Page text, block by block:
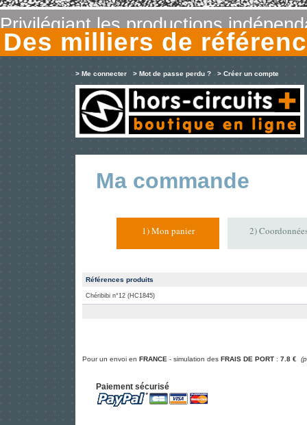
Privilégiant les productions
Des milliers de
> Me connecter > Mot de passe perdu ? > Créer un compte
Ma commande
1) Mon panier 2)
Références produits
Chéribibi n°12 (HC1845)
Pour un envoi en FRANCE - simulation des FRAIS DE PORT : 7.8 €
Paiement sécurisé